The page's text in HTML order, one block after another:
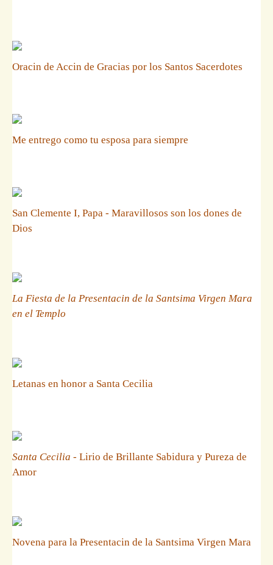
Oracin de Accin de Gracias por los Santos Sacerdotes
Me entrego como tu esposa para siempre
San Clemente I, Papa - Maravillosos son los dones de
Dios
La Fiesta de la Presentacin de la Santsima Virgen Mara
en el Templo
Letanas en honor a Santa Cecilia
Santa Cecilia - Lirio de Brillante Sabidura y Pureza de
Amor
Novena para la Presentacin de la Santsima Virgen Mara